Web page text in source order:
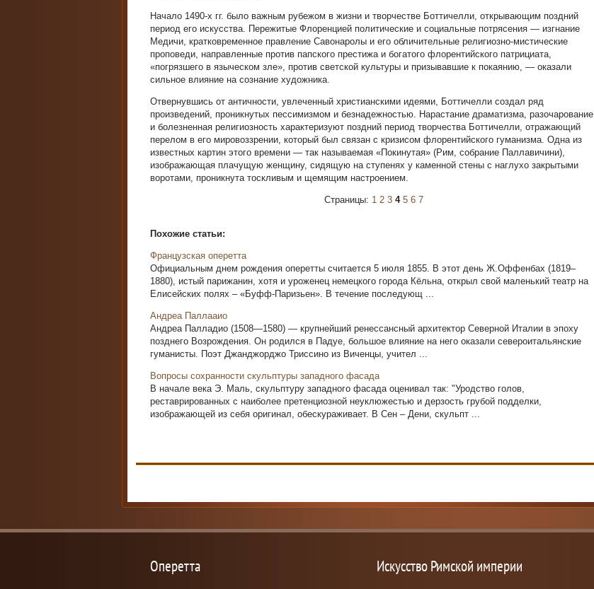
Начало 1490-х гг. было важным рубежом в жизни и творчестве Боттичелли, открывающим поздний
период его искусства. Пережитые Флоренцией политические и социальные потрясения — изгнание
Медичи, кратковременное правление Савонаролы и его обличительные религиозно-мистические
проповеди, направленные против папского престижа и богатого флорентийского патрициата,
«погрязшего в языческом зле», против светской культуры и призывавшие к покаянию, — оказали
сильное влияние на сознание художника.
Отвернувшись от античности, увлеченный христианскими идеями, Боттичелли создал ряд
произведений, проникнутых пессимизмом и безнадежностью. Нарастание драматизма, разочарование
и болезненная религиозность характеризуют поздний период творчества Боттичелли, отражающий
перелом в его мировоззрении, который был связан с кризисом флорентийского гуманизма. Одна из
известных картин этого времени — так называемая «Покинутая» (Рим, собрание Паллавичини),
изображающая плачущую женщину, сидящую на ступенях у каменной стены с наглухо закрытыми
воротами, проникнута тоскливым и щемящим настроением.
Страницы: 1 2 3 4 5 6 7
Похожие статьи:
Французская оперетта
Официальным днем рождения оперетты считается 5 июля 1855. В этот день Ж.Оффенбах (1819–
1880), истый парижанин, хотя и уроженец немецкого города Кёльна, открыл свой маленький театр на
Елисейских полях – «Буфф-Паризьен». В течение последующ ...
Андреа Паллааио
Андреа Палладио (1508—1580) — крупнейший ренессансный архи­тектор Северной Италии в эпоху
позднего Возрождения. Он родился в Падуе, большое влияние на него оказали североитальянские
гумани­сты. Поэт Джанджорджо Триссино из Виченцы, учител ...
Вопросы сохранности скульптуры западного фасада
В начале века Э. Маль, скульптуру западного фасада оценивал так: "Уродство голов,
реставрированных с наиболее претенциозной неуклюжестью и дерзость грубой подделки,
изображающей из себя оригинал, обескураживает. В Сен – Дени, скульпт ...
Оперетта Искусство Римской империи